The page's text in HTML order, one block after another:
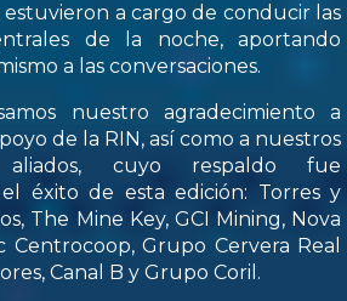
estuvieron a cargo de conducir las
de la noche, aportando
a las conversaciones.
nuestro agradecimiento a
de la RIN, así como a nuestros
aliados, cuyo respaldo fue
éxito de esta edición: Torres y
The Mine Key, GCI Mining, Nova
Centrocoop, Grupo Cervera Real
Canal B y Grupo Coril.